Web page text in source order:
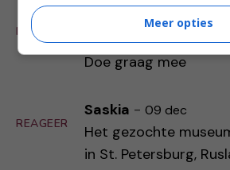
REAGEER
jan snijders-09 dec
Super leuk uitje voor
Doe graag mee
REAGEER
Saskia - 09 dec
Het gezochte
in St. Petersburg,
Meer opties